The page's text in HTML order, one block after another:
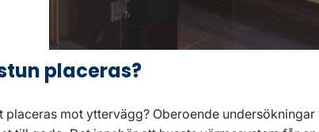
placeras?
placeras mot yttervägg? Oberoende